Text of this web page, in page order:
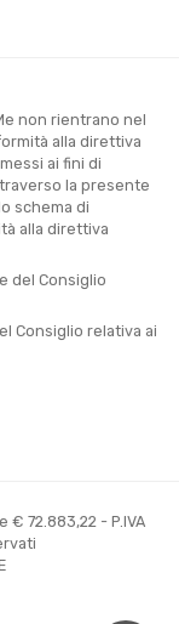
non rientrano nel
alla direttiva
ai fini di
la presente
schema di
alla direttiva
del Consiglio
Consiglio relativa ai
€ 72.883,22 - P.IVA